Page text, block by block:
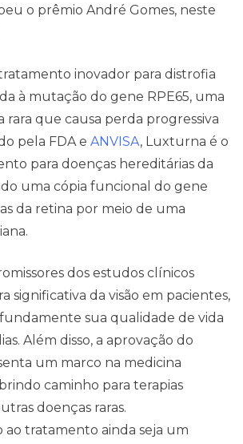
o prêmio André Gomes, neste
inovador para distrofia
à mutação do gene RPE65, uma
rara que causa perda progressiva
pela FDA e ANVISA, Luxturna é o
para doenças hereditárias da
uma cópia funcional do gene
da retina por meio de uma
dos estudos clínicos
significativa da visão em pacientes,
sua qualidade de vida
Além disso, a aprovação do
um marco na medicina
caminho para terapias
doenças raras.
ao tratamento ainda seja um